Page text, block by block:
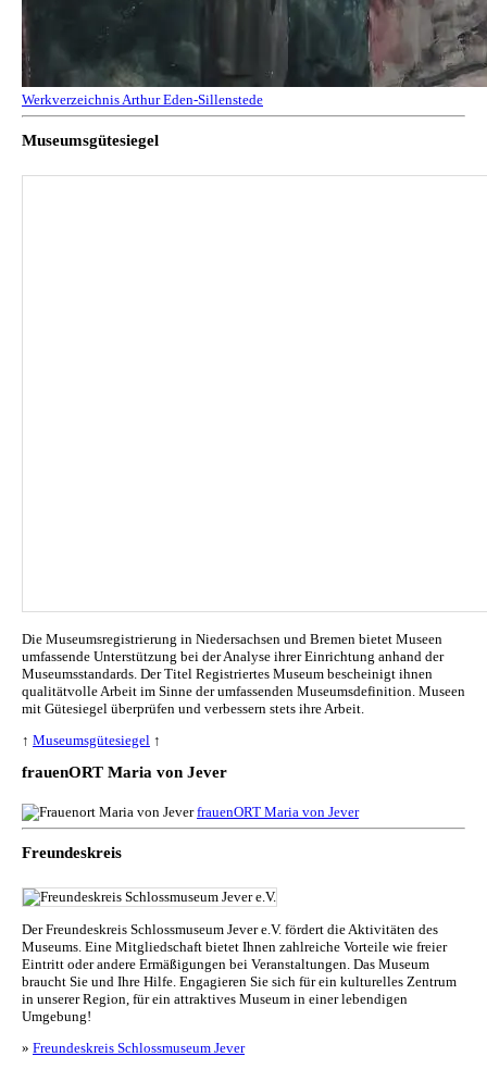
Werkverzeichnis Arthur Eden-Sillenstede
Museumsgütesiegel
Die Museumsregistrierung in Niedersachsen und Bremen bietet Museen
umfassende Unterstützung bei der Analyse ihrer Einrichtung anhand der
Museumsstandards. Der Titel Registriertes Museum bescheinigt ihnen
qualitätvolle Arbeit im Sinne der umfassenden Museumsdefinition. Museen
mit Gütesiegel überprüfen und verbessern stets ihre Arbeit.
↑ Museumsgütesiegel ↑
frauenORT Maria von Jever
frauenORT Maria von Jever
Freundeskreis
Der Freundeskreis Schlossmuseum Jever e.V. fördert die Aktivitäten des
Museums. Eine Mitgliedschaft bietet Ihnen zahlreiche Vorteile wie freier
Eintritt oder andere Ermäßigungen bei Veranstaltungen. Das Museum
braucht Sie und Ihre Hilfe. Engagieren Sie sich für ein kulturelles Zentrum
in unserer Region, für ein attraktives Museum in einer lebendigen
Umgebung!
» Freundeskreis Schlossmuseum Jever